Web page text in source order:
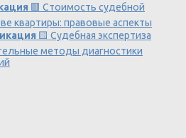
🟥 Стоимость судебной
квартиры: правовые аспекты
🟨 Судебная экспертиза
методы диагностики